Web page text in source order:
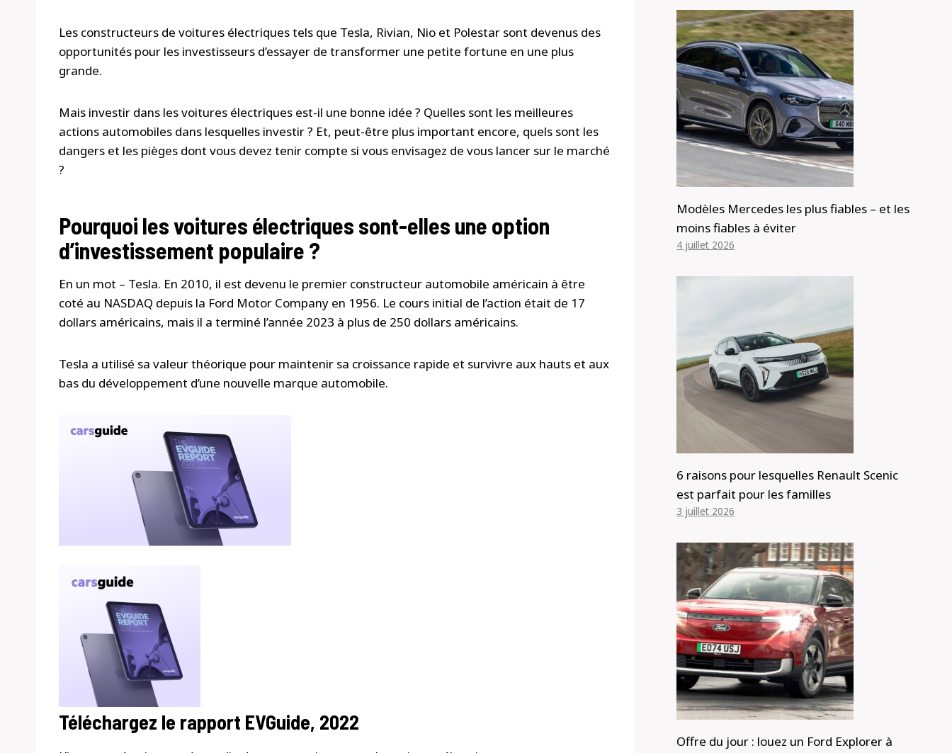
Les constructeurs de voitures électriques tels que Tesla, Rivian, Nio et Polestar sont devenus des
opportunités pour les investisseurs d’essayer de transformer une petite fortune en une plus
grande.
Mais investir dans les voitures électriques est-il une bonne idée ? Quelles sont les meilleures
actions automobiles dans lesquelles investir ? Et, peut-être plus important encore, quels sont les
dangers et les pièges dont vous devez tenir compte si vous envisagez de vous lancer sur le marché
?
Pourquoi les voitures électriques sont-elles une option
d’investissement populaire ?
En un mot – Tesla. En 2010, il est devenu le premier constructeur automobile américain à être
coté au NASDAQ depuis la Ford Motor Company en 1956. Le cours initial de l’action était de 17
dollars américains, mais il a terminé l’année 2023 à plus de 250 dollars américains.
Tesla a utilisé sa valeur théorique pour maintenir sa croissance rapide et survivre aux hauts et aux
bas du développement d’une nouvelle marque automobile.
Téléchargez le rapport EVGuide, 2022
Modèles Mercedes les plus fiables – et les
moins fiables à éviter
4 juillet 2026
6 raisons pour lesquelles Renault Scenic
est parfait pour les familles
3 juillet 2026
Offre du jour : louez un Ford Explorer à